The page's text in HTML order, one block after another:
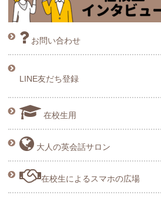
お問い合わせ
LINE友だち登録
在校生用
大人の英会話サロン
在校生によるスマホの広場